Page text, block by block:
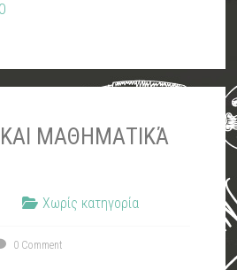
ΜΑΘΗΜΑΤΙΚΆ
Χωρίς κατηγορία
0 Comment